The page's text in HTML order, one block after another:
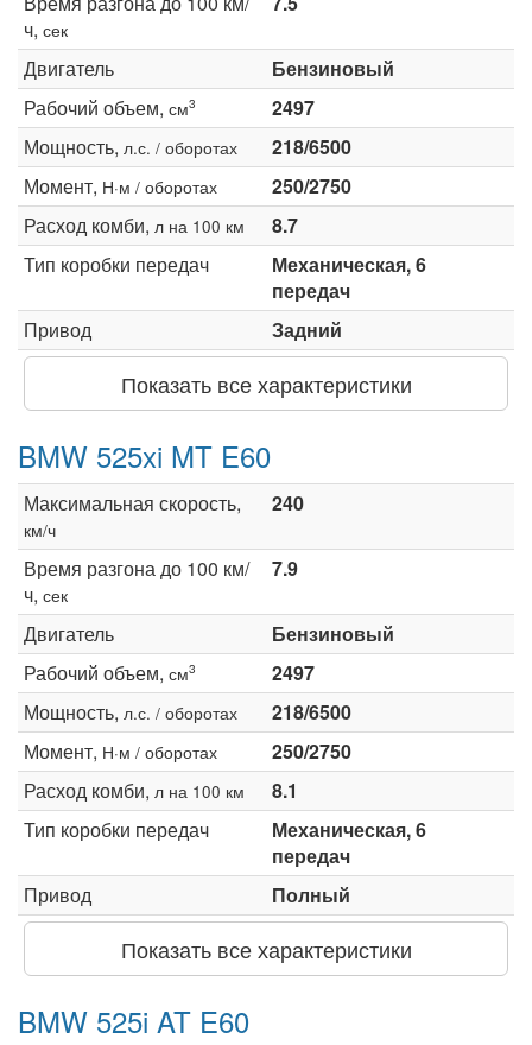
ч, сек
Двигатель
Бензиновый
Рабочий объем, см3
2497
Мощность, л.с. / оборотах
218/6500
Момент, Н·м / оборотах
250/2750
Расход комби, л на 100 км
8.7
Тип коробки передач
Механическая, 6
передач
Привод
Задний
Показать все характеристики
BMW 525xi MT E60
Максимальная скорость,
км/ч
240
Время разгона до 100 км/
ч, сек
7.9
Двигатель
Бензиновый
Рабочий объем, см3
2497
Мощность, л.с. / оборотах
218/6500
Момент, Н·м / оборотах
250/2750
Расход комби, л на 100 км
8.1
Тип коробки передач
Механическая, 6
передач
Привод
Полный
Показать все характеристики
BMW 525i AT E60